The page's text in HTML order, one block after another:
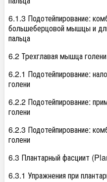
6.1.3 Подотейпирование:
большеберцовой мышцы и
пальца
6.2 Трехглавая мышца
6.2.1 Подотейпирование:
голени
6.2.2 Подотейпирование:
голени
6.2.3 Подотейпирование:
голени
6.3 Плантарный фасциит
6.3.1 Упражнения при